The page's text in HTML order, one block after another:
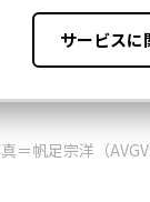
＝帆足宗洋（